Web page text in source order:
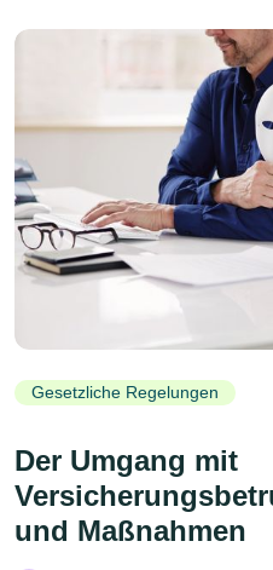
Gesetzliche Regelungen
Der Umgang mit
und Maßnahmen